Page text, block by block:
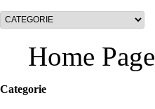
Home Page
Categorie